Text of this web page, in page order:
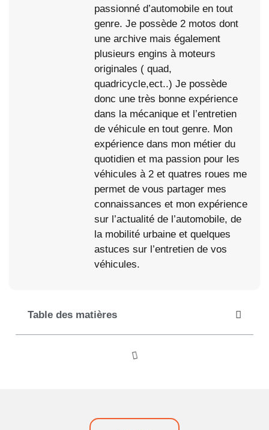
passionné d’automobile en tout
genre. Je possède 2 motos dont
une archive mais également
plusieurs engins à moteurs
originales ( quad,
quadricycle,ect..) Je possède
donc une très bonne expérience
dans la mécanique et l’entretien
de véhicule en tout genre. Mon
expérience dans mon métier du
quotidien et ma passion pour les
véhicules à 2 et quatres roues me
permet de vous partager mes
connaissances et mon expérience
sur l’actualité de l’automobile, de
la mobilité urbaine et quelques
astuces sur l’entretien de vos
véhicules.
Table des matières